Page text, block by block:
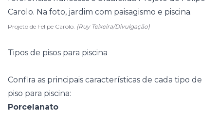
Projeto de Felipe Carolo. (Ruy Teixeira/Divulgação)
Tipos de pisos para piscina
Confira as principais características de cada tipo de
piso para piscina:
Porcelanato